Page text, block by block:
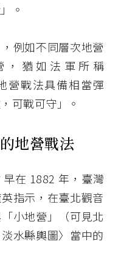
。
例如不同層次地營
，猶如法軍所稱
營戰法具備相當彈
可戰可守」。
地營戰法
早在 1882 年，臺灣
指示，在臺北觀音
小地營」（可見北
水縣輿圖〉當中的